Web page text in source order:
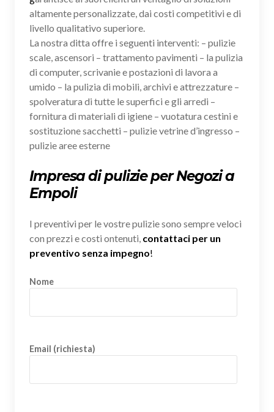
altamente personalizzate, dai costi competitivi e di
livello qualitativo superiore.
La nostra ditta offre i seguenti interventi: – pulizie
scale, ascensori – trattamento pavimenti – la pulizia
di computer, scrivanie e postazioni di lavora a
umido – la pulizia di mobili, archivi e attrezzature –
spolveratura di tutte le superfici e gli arredi –
fornitura di materiali di igiene – vuotatura cestini e
sostituzione sacchetti – pulizie vetrine d’ingresso –
pulizie aree esterne
Impresa di pulizie per Negozi a
Empoli
I preventivi per le vostre pulizie sono sempre veloci
con prezzi e costi ontenuti, contattaci per un
preventivo senza impegno!
Nome
Email (richiesta)